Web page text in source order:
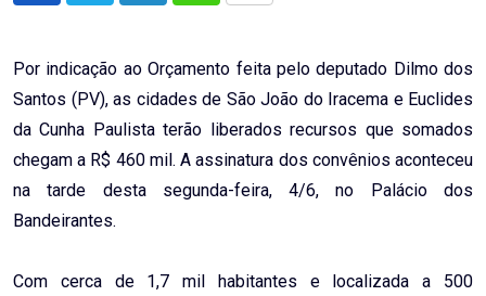
Email
Por indicação ao Orçamento feita pelo deputado Dilmo dos
Santos (PV), as cidades de São João do Iracema e Euclides
da Cunha Paulista terão liberados recursos que somados
chegam a R$ 460 mil. A assinatura dos convênios aconteceu
na tarde desta segunda-feira, 4/6, no Palácio dos
Bandeirantes.
Com cerca de 1,7 mil habitantes e localizada a 500